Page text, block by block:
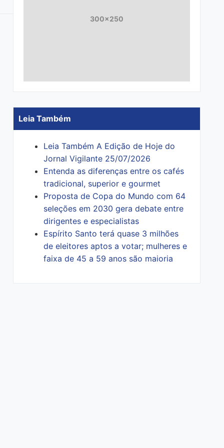
300x250
Leia Também
Leia Também A Edição de Hoje do
Jornal Vigilante 25/07/2026
Entenda as diferenças entre os cafés
tradicional, superior e gourmet
Proposta de Copa do Mundo com 64
seleções em 2030 gera debate entre
dirigentes e especialistas
Espírito Santo terá quase 3 milhões
de eleitores aptos a votar; mulheres e
faixa de 45 a 59 anos são maioria